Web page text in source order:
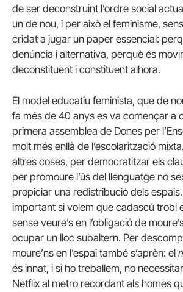
de ser deconstruint l’ordre social
un de nou, i per això el feminisme,
cridat a jugar un paper essencial:
denúncia i alternativa, perquè és
deconstituent i constituent alhora.
El model educatiu feminista, que de
fa més de 40 anys es va començar a
primera assemblea de Dones per
molt més enllà de l’escolarització
altres coses, per democratitzar els
per promoure l’ús del llenguatge no
propiciar una redistribució dels
important si volem que cadascú trobi
sense veure’s en l’obligació de
ocupar un lloc subaltern. Per
moure’ns en l’espai també s’aprèn: el
és innat, i si ho treballem, no
Netflix al metro recordant als homes